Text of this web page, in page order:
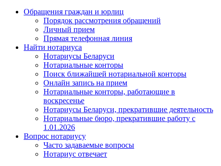
Обращения граждан и юрлиц
Порядок рассмотрения обращений
Личный прием
Прямая телефонная линия
Найти нотариуса
Нотариусы Беларуси
Нотариальные конторы
Поиск ближайшей нотариальной конторы
Онлайн запись на прием
Нотариальные конторы, работающие в
воскресенье
Нотариусы Беларуси, прекратившие деятельность
Нотариальные бюро, прекратившие работу с
1.01.2026
Вопрос нотариусу
Часто задаваемые вопросы
Нотариус отвечает